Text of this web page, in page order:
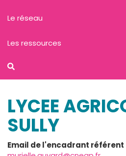
LYCEE
SULLY
Email de l'encadrant référent
Le réseau
Les ressources